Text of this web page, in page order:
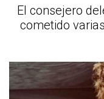
El consejero
cometido